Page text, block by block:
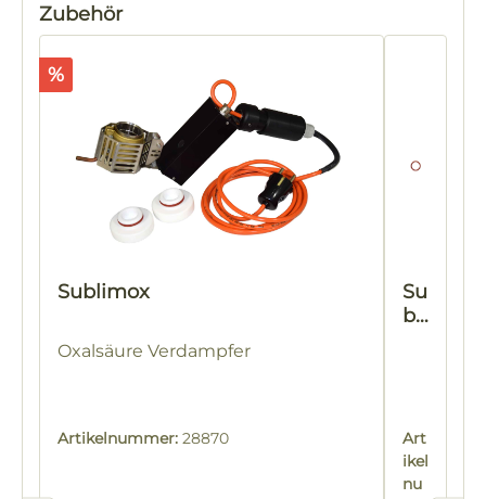
Produktgalerie überspringen
Zubehör
Rabatt
%
Sublimox
Oxalsäure Verdampfer
Artikelnummer: 28870
Su
bli
tz
di
ch
Art
ikel
nu